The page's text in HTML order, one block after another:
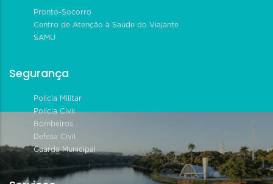
Pronto-Socorro
Centro de Atenção à Saúde do Viajante
SAMU
Segurança
Polícia Militar
Polícia Civil
Bombeiros
Defesa Civil
Guarda Municipal